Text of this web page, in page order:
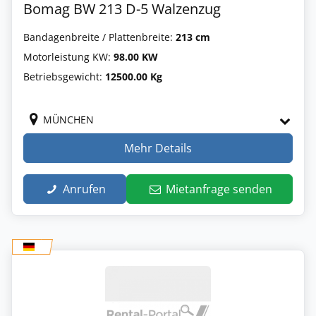
Bomag BW 213 D-5 Walzenzug
Bandagenbreite / Plattenbreite: 213 cm
Motorleistung KW: 98.00 KW
Betriebsgewicht: 12500.00 Kg
MÜNCHEN
Mehr Details
Anrufen Mietanfrage senden